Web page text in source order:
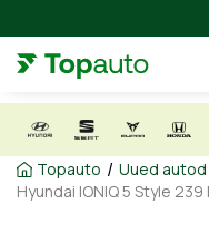
Topauto / Uued autod
Hyundai IONIQ 5 Style 239